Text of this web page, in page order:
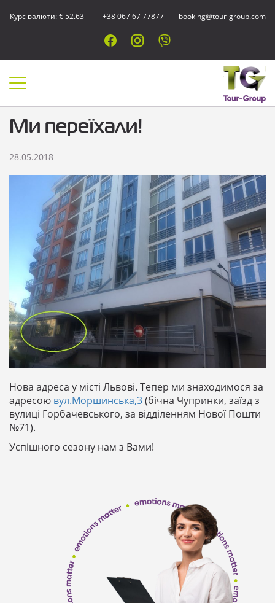
Курс валюти: € 52.63 +38 067 67 77877 booking@tour-group.com
Ми переїхали!
28.05.2018
Нова адреса у місті Львові. Тепер ми знаходимося за
адресою вул.Моршинська,3(бічна Чупринки, заїзд з
вулиці Горбачевського, за відділенням Нової Пошти
№71).
Успішного сезону нам з Вами!